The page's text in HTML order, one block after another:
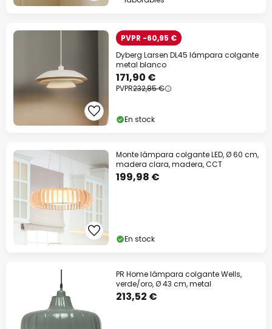
PVPR -60,95 €
Dyberg Larsen DL45 lámpara colgante
metal blanco
171,90 €
PVPR232,85 €
En stock
Monte lámpara colgante LED, Ø 60 cm,
madera clara, madera, CCT
199,98 €
En stock
PR Home lámpara colgante Wells,
verde/oro, Ø 43 cm, metal
213,52 €